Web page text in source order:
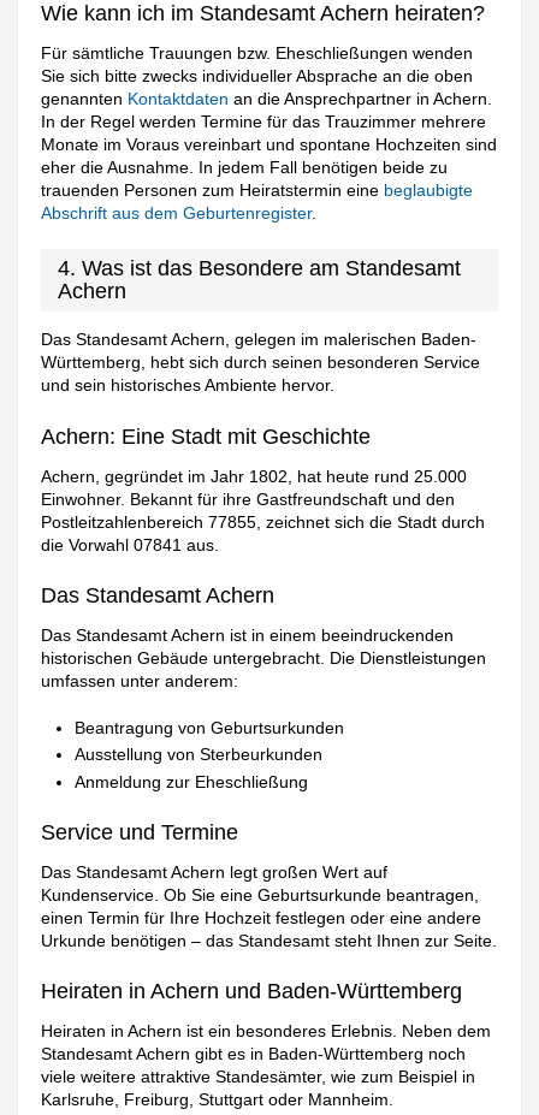
Wie kann ich im Standesamt Achern heiraten?
Für sämtliche Trauungen bzw. Eheschließungen wenden
Sie sich bitte zwecks individueller Absprache an die oben
genannten Kontaktdaten an die Ansprechpartner in Achern.
In der Regel werden Termine für das Trauzimmer mehrere
Monate im Voraus vereinbart und spontane Hochzeiten sind
eher die Ausnahme. In jedem Fall benötigen beide zu
trauenden Personen zum Heiratstermin eine beglaubigte
Abschrift aus dem Geburtenregister.
4. Was ist das Besondere am Standesamt
Achern
Das Standesamt Achern, gelegen im malerischen Baden-
Württemberg, hebt sich durch seinen besonderen Service
und sein historisches Ambiente hervor.
Achern: Eine Stadt mit Geschichte
Achern, gegründet im Jahr 1802, hat heute rund 25.000
Einwohner. Bekannt für ihre Gastfreundschaft und den
Postleitzahlenbereich 77855, zeichnet sich die Stadt durch
die Vorwahl 07841 aus.
Das Standesamt Achern
Das Standesamt Achern ist in einem beeindruckenden
historischen Gebäude untergebracht. Die Dienstleistungen
umfassen unter anderem:
Beantragung von Geburtsurkunden
Ausstellung von Sterbeurkunden
Anmeldung zur Eheschließung
Service und Termine
Das Standesamt Achern legt großen Wert auf
Kundenservice. Ob Sie eine Geburtsurkunde beantragen,
einen Termin für Ihre Hochzeit festlegen oder eine andere
Urkunde benötigen – das Standesamt steht Ihnen zur Seite.
Heiraten in Achern und Baden-Württemberg
Heiraten in Achern ist ein besonderes Erlebnis. Neben dem
Standesamt Achern gibt es in Baden-Württemberg noch
viele weitere attraktive Standesämter, wie zum Beispiel in
Karlsruhe, Freiburg, Stuttgart oder Mannheim.